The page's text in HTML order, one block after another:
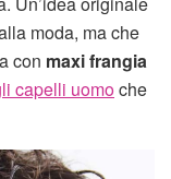
moda, ma che
con maxi frangia
capelli uomoche